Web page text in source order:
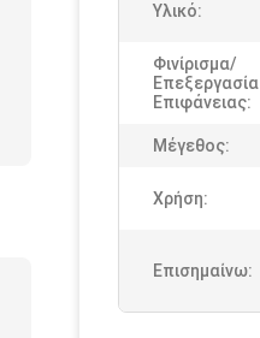
Υλικό:
Φινίρισμα/
Επεξεργασία
Επιφάνειας:
Μέγεθος:
Χρήση:
Επισημαίνω: